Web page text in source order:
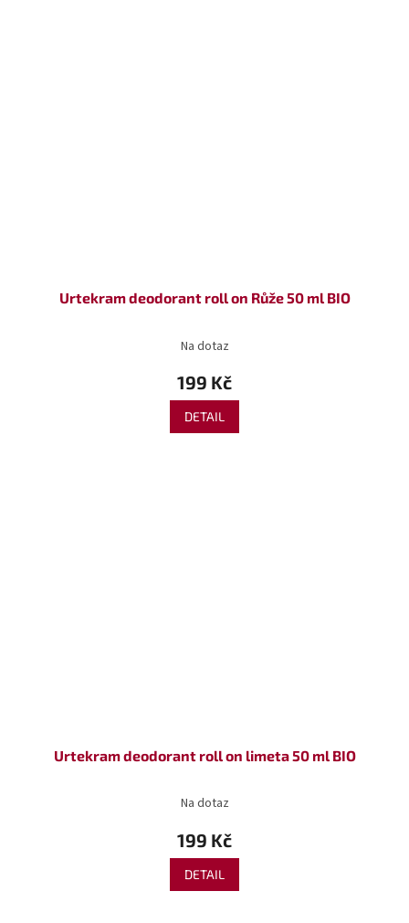
Urtekram deodorant roll on Růže 50 ml BIO
Na dotaz
199 Kč
DETAIL
Urtekram deodorant roll on limeta 50 ml BIO
Na dotaz
199 Kč
DETAIL